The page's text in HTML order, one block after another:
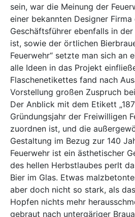
sein, war die Meinung der
einer bekannten Designer Firma
Geschäftsführer ebenfalls in
ist, sowie der örtlichen
Feuerwehr“ setzte man sich an
alle Ideen in das Projekt
Flaschenetikettes fand nach
Vorstellung großen Zuspruch
Der Anblick mit dem Etikett
Gründungsjahr der Freiwilligen
zuordnen ist, und die
Gestaltung im Bezug zur 140
Feuerwehr ist ein ästhetischer
des hellen Herbstlaubes perlt
Bier im Glas. Etwas
aber doch nicht so stark, als
Hopfen nichts mehr
gebraut nach untergäriger